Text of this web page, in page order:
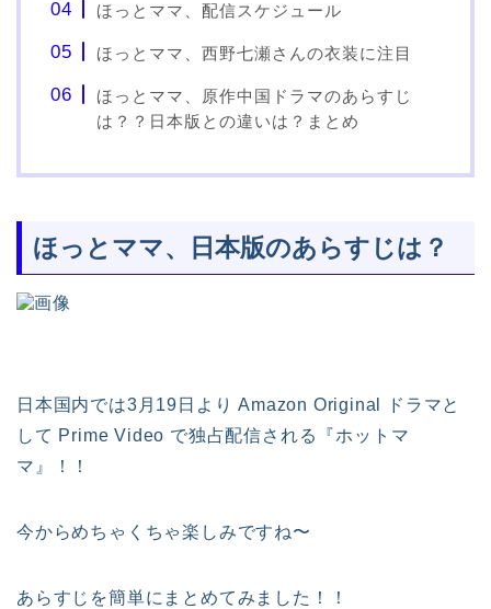
ほっとママ、配信スケジュール
ほっとママ、西野七瀬さんの衣装に注目
ほっとママ、原作中国ドラマのあらすじ
は？？日本版との違いは？まとめ
ほっとママ、日本版のあらすじは？
日本国内では3月19日より Amazon Original ドラマと
して Prime Video で独占配信される『ホットマ
マ』！！
今からめちゃくちゃ楽しみですね〜
あらすじを簡単にまとめてみました！！